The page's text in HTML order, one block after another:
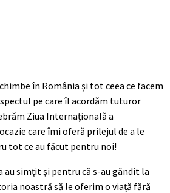
în România și tot ceea ce facem
pe care îl acordăm tuturor
Ziua Internațională a
care îmi oferă prilejul de a le
tot ce au făcut pentru noi!
au simțit și pentru că s-au gândit la
noastră să le oferim o viață fără